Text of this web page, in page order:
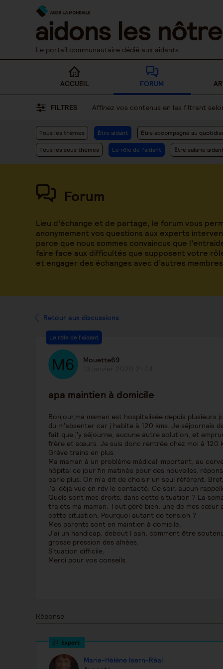
Le portail communautaire dédié aux aidants
ACCUEIL FORUM
FILTRES Affinez vos contenus en les filtrant
Tous les thèmes Être aidant
Tous les sous thèmes Le rôle de l'aidant Être salarié
Être accompagné au
Forum
Lieu d’échange et de partage, le forum vous
anonymement vos questions aux experts
parce que nous sommes convaincus que
faire face aux difficultés que supposent votre
et engager des échanges avec d’autres
Retour aux discussions
Le rôle de l'aidant
Mouette69
apa maintien à domicile
Bonjour,ma maman est hospitalisée depuis
du m'absenter car j habite à 120 kms. Je séjournais
fait que j'y séjourne, aucune autre solution, et
frère et sœurs. Je suis donc rentrée chez moi à 120
Grève trains en plus.
Ma maman à un problème médical important, au
hôpital ce jour fin matinée pour des nouvelles,
parle plus. On m'a dit de choisir un seul référent.
j'ai déjà vue en rdv le contacté. Ce soir, aucun
Quels sont mes droits, dans cette situation ? La
trajets ma maman. Tout gèré bien, une de mes sœur
cette situation. Pourquoi autant de tension ?
Mes parents sont en maintien à domicile.
J'ai un handicap, debout l aah, comment être
grosse pression des aînées.
Situation difficile.
Merci pour vos conseils.
Réponse
Marie-Hélène Isern-Réal